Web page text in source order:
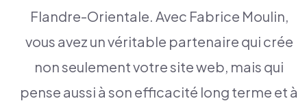
Flandre-Orientale. Avec Fabrice Moulin,
vous avez un véritable partenaire qui crée
non seulement votre site web, mais qui
pense aussi à son efficacité long terme et à